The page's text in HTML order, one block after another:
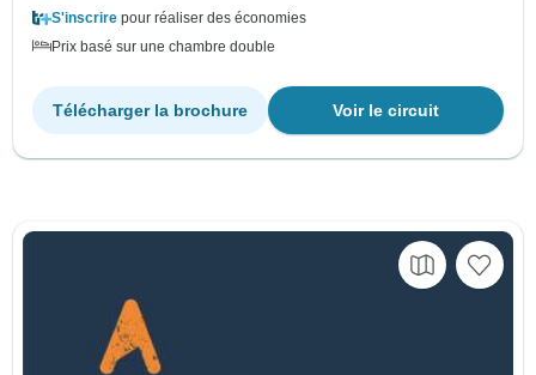
S'inscrire pour réaliser des économies
Prix basé sur une chambre double
Voir le circuit
Télécharger la brochure